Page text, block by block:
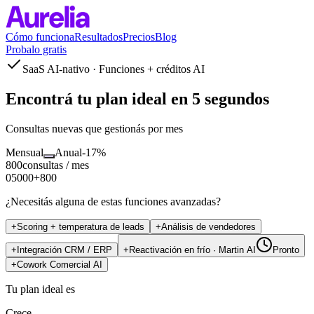
Cómo funcionaResultadosPreciosBlog
Probalo gratis
SaaS AI-nativo · Funciones + créditos AI
Encontrá tu plan ideal en 5 segundos
Consultas nuevas que gestionás por mes
Mensual
Anual-17%
800consultas / mes
05000+800
¿Necesitás alguna de estas funciones avanzadas?
+Scoring + temperatura de leads +Análisis de vendedores
+ Integración CRM / ERP + Reactivación en frío · Martin AI
Pronto
+Cowork Comercial AI
Tu plan ideal es